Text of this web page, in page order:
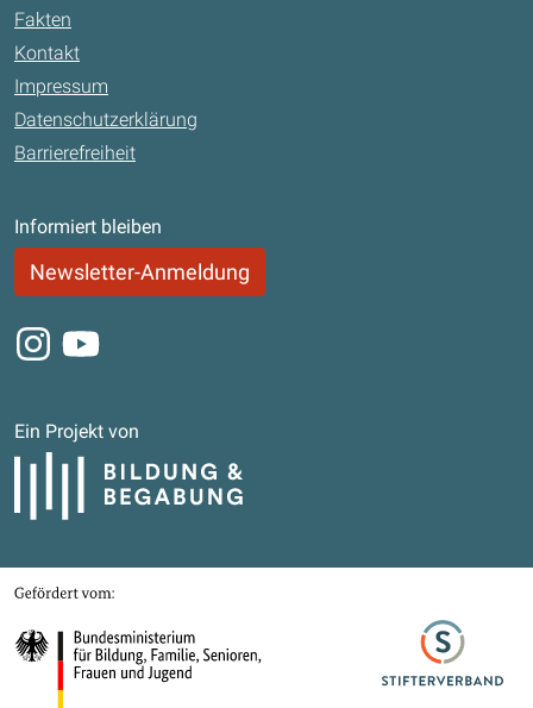
Fakten
Kontakt
Impressum
Datenschutzerklärung
Barrierefreiheit
Informiert bleiben
Newsletter-Anmeldung
Instagram
Youtube
Ein Projekt von
Bildung und Begabung
Gefördert von
Bundesministerium für Bildung, Familie, Senioren, Frauen und Jugend
Stifterverband